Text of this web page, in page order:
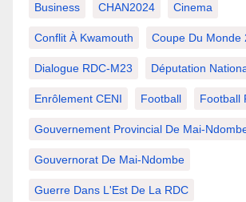
Business CHAN2024 Cinema
Conflit À Kwamouth Coupe Du Monde
Dialogue RDC-M23 Députation
Enrôlement CENI Football Football
Gouvernement Provincial De Mai-
Gouvernorat De Mai-Ndombe
Guerre Dans L'Est De La RDC